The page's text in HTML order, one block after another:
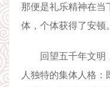
那便是礼乐精神在
体，个体获得了安顿。
回望五千年文明
人独特的集体人格